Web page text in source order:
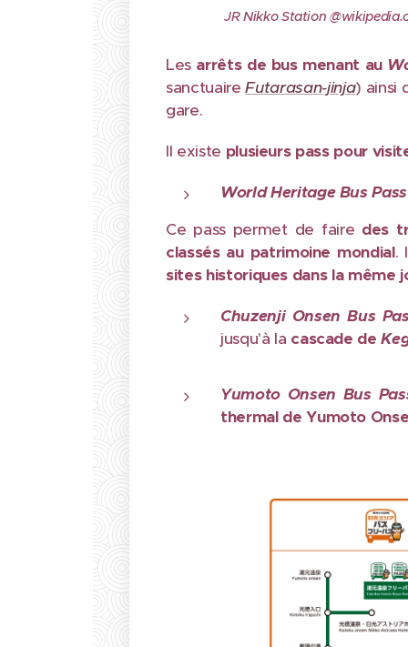
JR Nikko Station
Les arrêts de bus menant au
sanctuaire Futarasan-jinja) ainsi
gare.
Il existe plusieurs pass pour
World Heritage Bus Pass
Ce pass permet de faire des
classés au patrimoine mondial.
sites historiques dans la même
Chuzenji Onsen Bus
jusqu'à la cascade de
Yumoto Onsen Bus
thermal de Yumoto